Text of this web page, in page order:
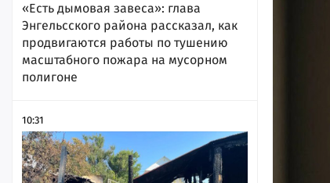
«Есть дымовая завеса»: глава
Энгельсского района рассказал, как
продвигаются работы по тушению
масштабного пожара на мусорном
полигоне
10:31